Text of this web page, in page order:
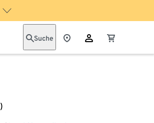
Suche